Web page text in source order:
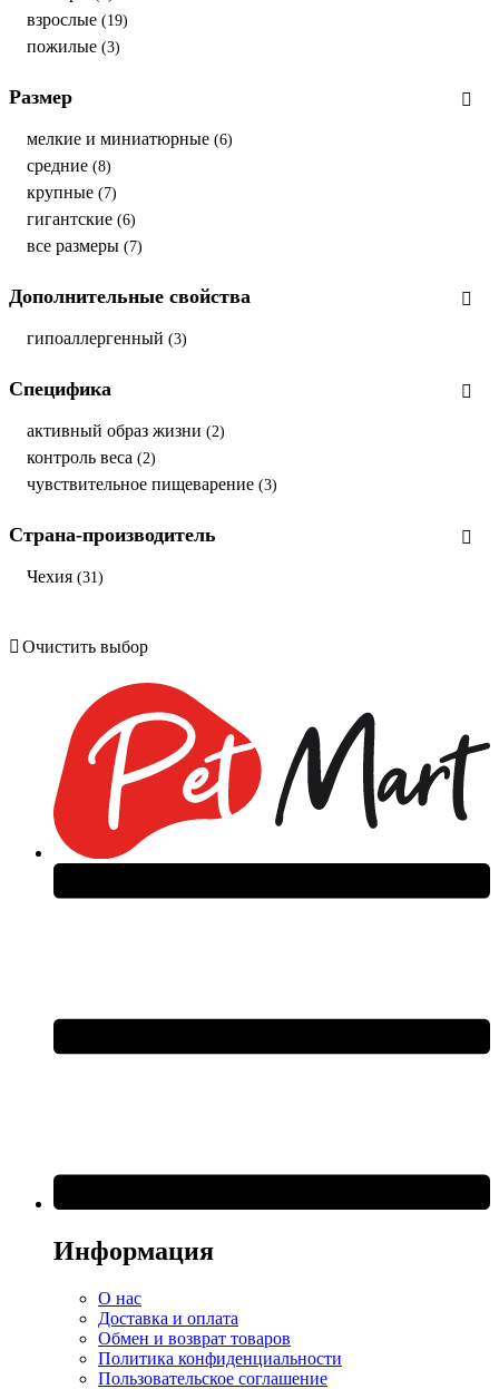
взрослые (19)
пожилые (3)
Размер
мелкие и миниатюрные (6)
средние (8)
крупные (7)
гигантские (6)
все размеры (7)
Дополнительные свойства
гипоаллергенный (3)
Специфика
активный образ жизни (2)
контроль веса (2)
чувствительное пищеварение (3)
Страна-производитель
Чехия (31)
Очистить выбор
Информация
О нас
Доставка и оплата
Обмен и возврат товаров
Политика конфиденциальности
Пользовательское соглашение